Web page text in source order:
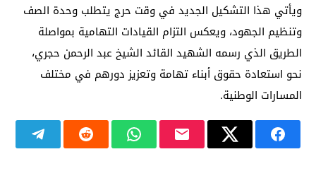
ويأتي هذا التشكيل الجديد في وقت حرج يتطلب وحدة الصف
وتنظيم الجهود، ويعكس التزام القيادات التهامية بمواصلة
الطريق الذي رسمه الشهيد القائد الشيخ عبد الرحمن حجري،
نحو استعادة حقوق أبناء تهامة وتعزيز دورهم في مختلف
المسارات الوطنية.